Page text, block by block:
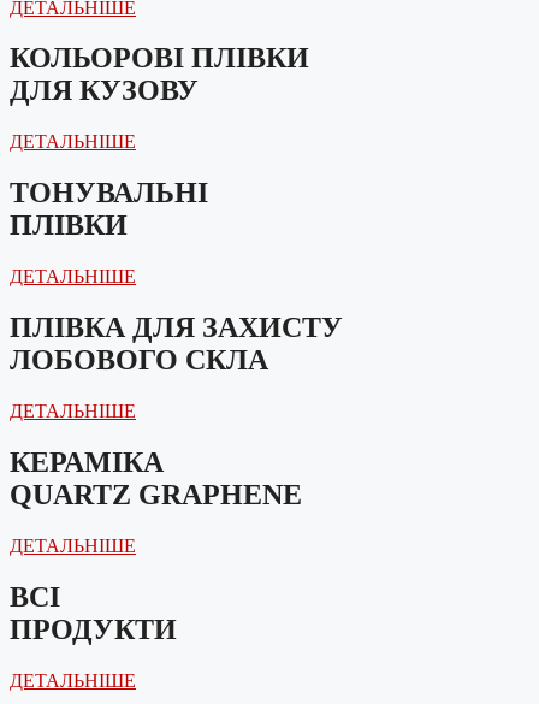
ДЕТАЛЬНІШЕ
КОЛЬОРОВІ ПЛІВКИ
ДЛЯ КУЗОВУ
ДЕТАЛЬНІШЕ
ТОНУВАЛЬНІ
ПЛІВКИ
ДЕТАЛЬНІШЕ
ПЛІВКА ДЛЯ ЗАХИСТУ
ЛОБОВОГО СКЛА
ДЕТАЛЬНІШЕ
КЕРАМІКА
QUARTZ GRAPHENE
ДЕТАЛЬНІШЕ
ВСІ
ПРОДУКТИ
ДЕТАЛЬНІШЕ